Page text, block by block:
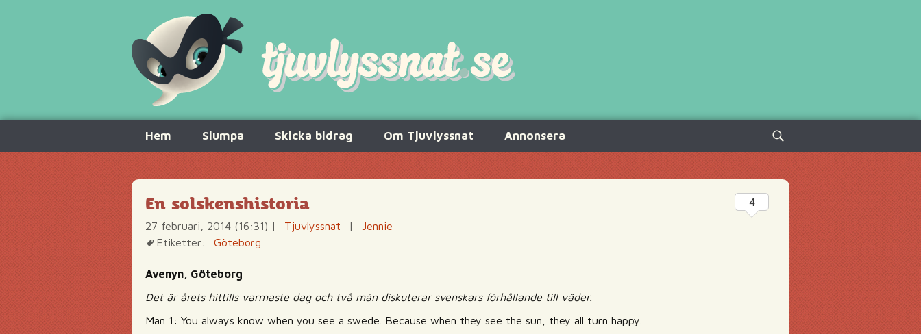
innehåll
Hem Slumpa Skicka bidrag Om Tjuvlyssnat Annonsera
Sök
efter:
En solskenshistoria
27 februari, 2014 (16:31) | Tjuvlyssnat |
Jennie
Etiketter:
Göteborg
Avenyn, Göteborg
Det är årets hittills varmaste dag och två män diskuterar svenskars förhållande till väder.
Man 1: You always know when you see a swede. Because when they see the sun, they all turn happy.
4